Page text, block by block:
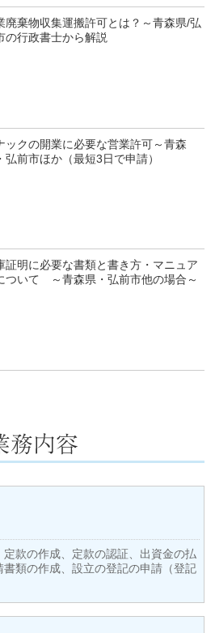
廃棄物収集運搬許可とは？～青森県/弘
の行政書士から解説
ックの開業に必要な営業許可～青森
弘前市ほか（最短3日で申請）
証明に必要な書類と書き方・マニュア
ついて ～青森県・弘前市他の場合～
款の作成、定款の認証、出資金の払
類の作成、設立の登記の申請（登記